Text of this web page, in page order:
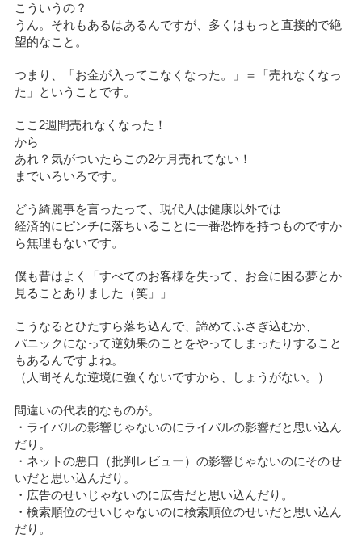
こういうの？
うん。それもあるはあるんですが、多くはもっと直接的で絶
望的なこと。
つまり、「お金が入ってこなくなった。」＝「売れなくなっ
た」ということです。
ここ2週間売れなくなった！
から
あれ？気がついたらこの2ケ月売れてない！
までいろいろです。
どう綺麗事を言ったって、現代人は健康以外では
経済的にピンチに落ちいることに一番恐怖を持つものですか
ら無理もないです。
僕も昔はよく「すべてのお客様を失って、お金に困る夢とか
見ることありました（笑」」
こうなるとひたすら落ち込んで、諦めてふさぎ込むか、
パニックになって逆効果のことをやってしまったりすること
もあるんですよね。
（人間そんな逆境に強くないですから、しょうがない。）
間違いの代表的なものが。
・ライバルの影響じゃないのにライバルの影響だと思い込ん
だり。
・ネットの悪口（批判レビュー）の影響じゃないのにそのせ
いだと思い込んだり。
・広告のせいじゃないのに広告だと思い込んだり。
・検索順位のせいじゃないのに検索順位のせいだと思い込ん
だり。